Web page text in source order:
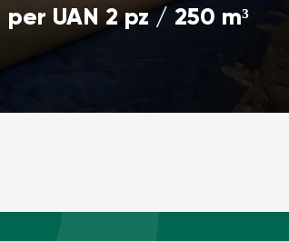
per UAN 2 pz / 250 m³